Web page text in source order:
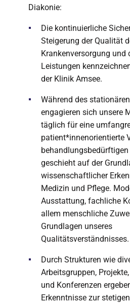
Diakonie:
Die kontinuierliche
Steigerung der Qualität
Krankenversorgung und
Leistungen
der Klinik Amsee.
Während des
engagieren sich unsere
täglich für eine
patient*innenorientierte
geschieht auf der
wissenschaftlicher
Medizin und Pflege.
Ausstattung, fachliche
allem menschliche
Grundlagen unseres
Qualitätsverständnisses.
Durch Strukturen wie
Arbeitsgruppen,
und Konferenzen
Erkenntnisse zur